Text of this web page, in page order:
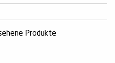
Produkte